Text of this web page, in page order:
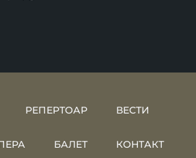
РЕПЕРТОАР ВЕСТИ
БАЛЕТ КОНТАКТ